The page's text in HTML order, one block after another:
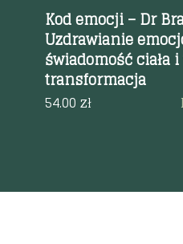
Kod emocji – Dr
Uzdrawianie
świadomość ciała
transformacja
54.00zł